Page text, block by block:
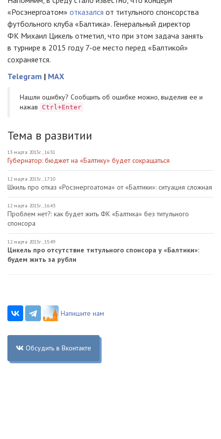
«Росэнергоатом» отказался от титульного спонсорства
футбольного клуба «Балтика». Генеральный директор
ФК Михаил Цикель отметил, что при этом задача занять
в турнире в 2015 году 7-ое место перед «Балтикой»
сохраняется.
Telegram | MAX
Нашли ошибку? Cообщить об ошибке можно, выделив ее и
нажав
Ctrl+Enter
Тема в развитии
13 марта 2015г., 16:51
Губернатор: бюджет на «Балтику» будет сокращаться
12 марта 2015г., 17:10
Шкиль про отказ «Росэнергоатома» от «Балтики»: ситуация сложная
12 марта 2015г., 16:43
Проблем нет?: как будет жить ФК «Балтика» без титульного
спонсора
12 марта 2015г., 15:49
Цикель про отсутствие титульного спонсора у «Балтики»:
будем жить за рубли
Напишите нам
Обсудить в Вконтакте